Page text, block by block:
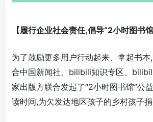
【履行企业社会责任,倡导“2小时图书馆
为了鼓励更多用户行动起来、拿起书
合中国新闻社、bilibili知识专区、
家出版方联合发起了“2小时图书馆”公
读时间,为欠发达地区孩子的乡村孩子捐